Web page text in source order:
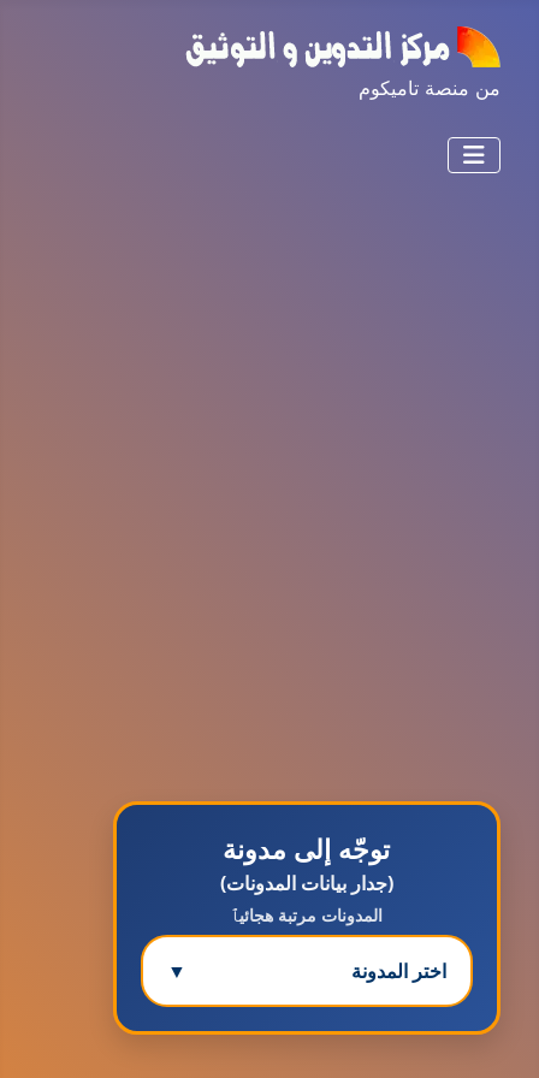
من منصة تاميكوم
توجّه إلى مدونة
(جدار بيانات المدونات)
المدونات مرتبة هجائيٱ
اختر المدونة ▼